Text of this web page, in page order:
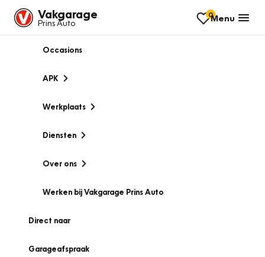
Vakgarage
Prins Auto
0Menu
Occasions
APK
Werkplaats
Diensten
Over ons
Werken bij Vakgarage Prins Auto
Direct naar
Garageafspraak